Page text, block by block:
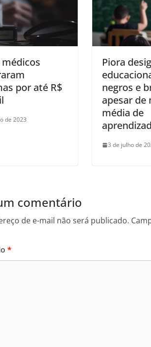
médicos
por até R$
de 2023
Piora
negros e
apesar de
média de
3 de julho de
comentário
de e-mail não será publicado.
*